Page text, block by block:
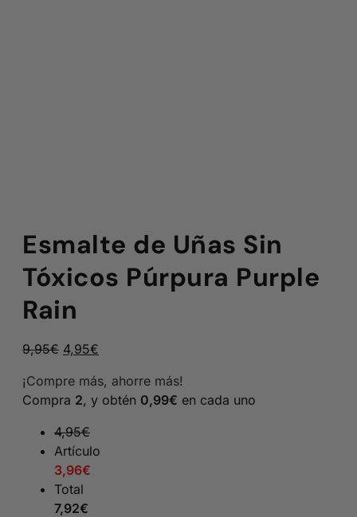
Esmalte de Uñas Sin
Tóxicos Púrpura Purple
Rain
9,95€ El
original
era:
9,95€.
4,95€
actual
es:
¡Compre más, ahorre más!
Compra 2, y obtén 0,99€ en cada uno
4,95€
Artículo
3,96€
Total
7,92€